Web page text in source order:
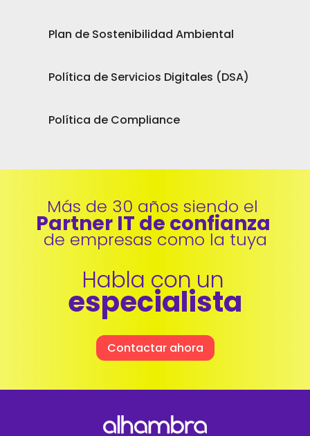
Plan de Sostenibilidad Ambiental
Política de Servicios Digitales (DSA)
Política de Compliance
Más de 30 años siendo el
Partner IT de confianza
de empresas como la tuya
Habla con un
especialista
Contactar ahora